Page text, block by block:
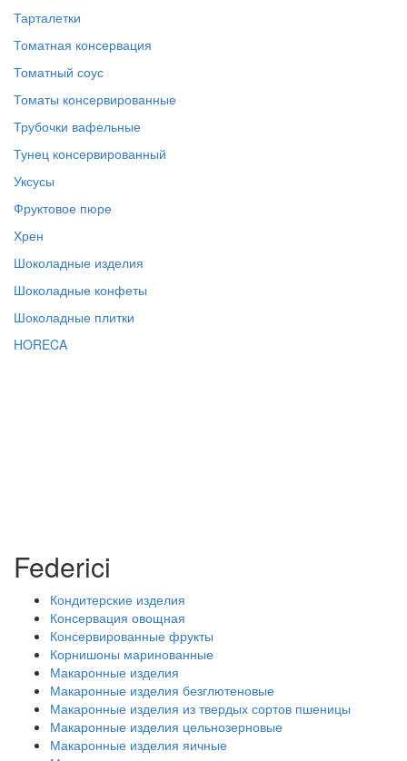
Тарталетки
Томатная консервация
Томатный соус
Томаты консервированные
Трубочки вафельные
Тунец консервированный
Уксусы
Фруктовое пюре
Хрен
Шоколадные изделия
Шоколадные конфеты
Шоколадные плитки
HORECA
Federici
Кондитерские изделия
Консервация овощная
Консервированные фрукты
Корнишоны маринованные
Макаронные изделия
Макаронные изделия безглютеновые
Макаронные изделия из твердых сортов пшеницы
Макаронные изделия цельнозерновые
Макаронные изделия яичные